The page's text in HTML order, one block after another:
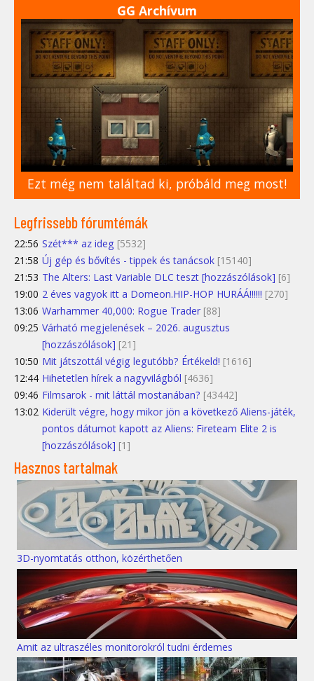
GG Archívum
Ezt még nem találtad ki, próbáld meg most!
Legfrissebb fórumtémák
22:56 Szét*** az ideg [5532]
21:58 Új gép és bővítés - tippek és tanácsok [15140]
21:53 The Alters: Last Variable DLC teszt [hozzászólások] [6]
19:00 2 éves vagyok itt a Domeon.HIP-HOP HURÁÁ!!!!!! [270]
13:06 Warhammer 40,000: Rogue Trader [88]
09:25 Várható megjelenések – 2026. augusztus
[hozzászólások] [21]
10:50 Mit játszottál végig legutóbb? Értékeld! [1616]
12:44 Hihetetlen hírek a nagyvilágból [4636]
09:46 Filmsarok - mit láttál mostanában? [43442]
13:02 Kiderült végre, hogy mikor jön a következő Aliens-játék,
pontos dátumot kapott az Aliens: Fireteam Elite 2 is
[hozzászólások] [1]
Hasznos tartalmak
3D-nyomtatás otthon, közérthetően
Amit az ultraszéles monitorokról tudni érdemes